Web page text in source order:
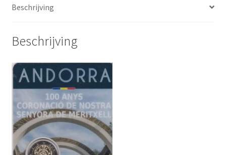
Beschrijving
Beschrijving